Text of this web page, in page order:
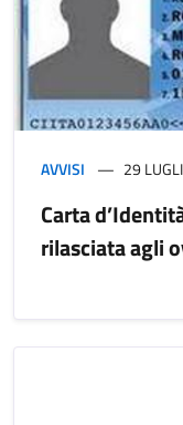
AVVISI 29
Carta
rilasciata agli